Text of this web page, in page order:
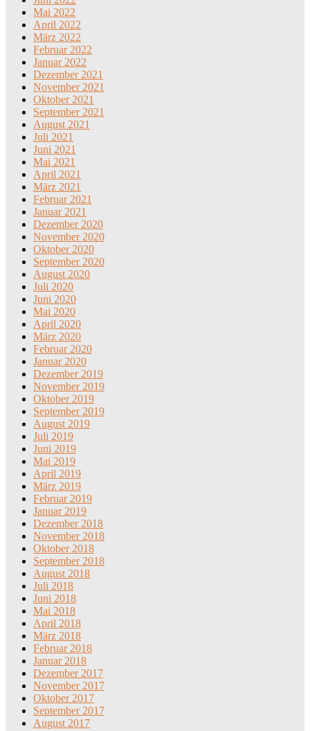
Mai 2022
April 2022
März 2022
Februar 2022
Januar 2022
Dezember 2021
November 2021
Oktober 2021
September 2021
August 2021
Juli 2021
Juni 2021
Mai 2021
April 2021
März 2021
Februar 2021
Januar 2021
Dezember 2020
November 2020
Oktober 2020
September 2020
August 2020
Juli 2020
Juni 2020
Mai 2020
April 2020
März 2020
Februar 2020
Januar 2020
Dezember 2019
November 2019
Oktober 2019
September 2019
August 2019
Juli 2019
Juni 2019
Mai 2019
April 2019
März 2019
Februar 2019
Januar 2019
Dezember 2018
November 2018
Oktober 2018
September 2018
August 2018
Juli 2018
Juni 2018
Mai 2018
April 2018
März 2018
Februar 2018
Januar 2018
Dezember 2017
November 2017
Oktober 2017
September 2017
August 2017